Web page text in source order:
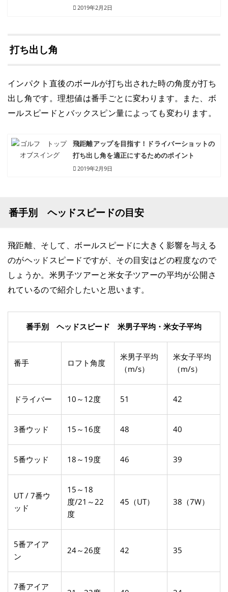
2019年2月2日
打ち出し角
インパクト直後のボールが打ち出された時の角度が打ち
出し角です。理想値は番手ごとに変わります。また、ボ
ールスピードとバックスピン量によっても変わります。
飛距離アップを目指す！ドライバーショットの
打ち出し角を適正にするためのポイント
2019年2月9日
番手別 ヘッドスピードの目安
飛距離、そして、ボールスピードに大きく影響を与える
のがヘッドスピードですが、その目安はどの程度なので
しょうか。米男子ツアーと米女子ツアーの平均が公開さ
れているので紹介したいと思います。
番手別 ヘッドスピード 米男子平均・米女子平均
番手 ロフト角度
米男子平均
（m/s）
米女子平均
（m/s）
ドライバー 10～12度 51 42
3番ウッド 15～16度 48 40
5番ウッド 18～19度 46 39
UT / 7番ウ
ッド
15～18
度/21～22
度
45（UT） 38（7W）
5番アイア
ン
24～26度 42 35
7番アイア